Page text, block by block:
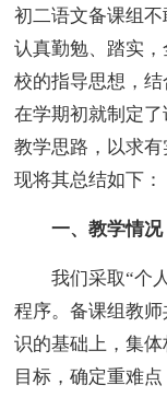
初二语文备课组
认真勤勉、踏实
校的指导思想，
在学期初就制定
教学思路，以求
现将其总结如下：
一、教学情况
我们采取“个人
程序。备课组教
识的基础上，集
目标，确定重难